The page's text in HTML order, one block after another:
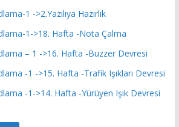
1 ->2.Yazılıya Hazırlık
1->18. Hafta -Nota Çalma
– 1 ->16. Hafta -Buzzer Devresi
-1 ->15. Hafta -Trafik Işıkları Devresi
-1->14. Hafta -Yürüyen Işık Devresi